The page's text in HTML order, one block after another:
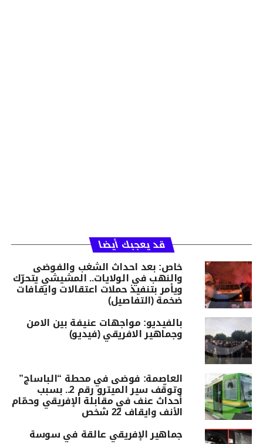
قد يعجبك أيضا
خاص: بعد احداث الشغب والفوضى
والنهب في الولايات.. المشيشي يتحرّك
ويأمر بتنفيذ حملات اعتقالات وايقافات
ضخمة (التفاصيل)
بالفيديو: مواجهات عنيفة بين الامن
وجماهير الافريقي (فيديو)
العاصمة: فوضى في محطة “الباساج”
وتوقّف سير الميترو رقم 2.. بسبب
أحداث عنف في مقابلة الإفريقي وحمّام
الأنف وايقاف 22 شخص
جماهير الإفريقي عالقة في سوسة